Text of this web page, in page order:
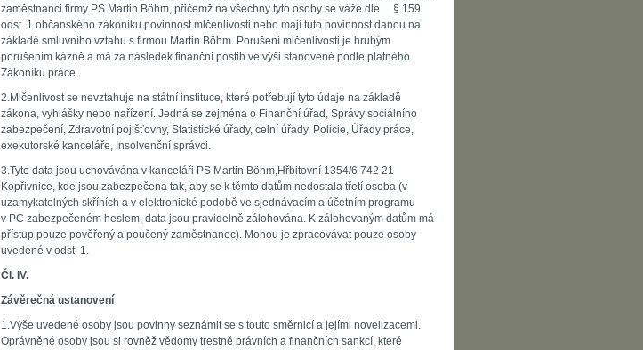
zaměstnanci firmy PS Martin Böhm, přičemž na všechny tyto osoby se váže dle § 159
odst. 1 občanského zákoníku povinnost mlčenlivosti nebo mají tuto povinnost danou na
základě smluvního vztahu s firmou Martin Böhm. Porušení mlčenlivosti je hrubým
porušením kázně a má za následek finanční postih ve výši stanovené podle platného
Zákoníku práce.
2.Mlčenlivost se nevztahuje na státní instituce, které potřebují tyto údaje na základě
zákona, vyhlášky nebo nařízení. Jedná se zejména o Finanční úřad, Správy sociálního
zabezpečení, Zdravotní pojišťovny, Statistické úřady, celní úřady, Policie, Úřady práce,
exekutorské kanceláře, Insolvenční správci.
3.Tyto data jsou uchovávána v kanceláři PS Martin Böhm,Hřbitovní 1354/6 742 21
Kopřivnice, kde jsou zabezpečena tak, aby se k těmto datům nedostala třetí osoba (v
uzamykatelných skříních a v elektronické podobě ve sjednávacím a účetním programu
v PC zabezpečeném heslem, data jsou pravidelně zálohována. K zálohovaným datům má
přístup pouze pověřený a poučený zaměstnanec). Mohou je zpracovávat pouze osoby
uvedené v odst. 1.
Čl. IV.
Závěrečná ustanovení
1.Výše uvedené osoby jsou povinny seznámit se s touto směrnicí a jejími novelizacemi.
Oprávněné osoby jsou si rovněž vědomy trestně právních a finančních sankcí, které